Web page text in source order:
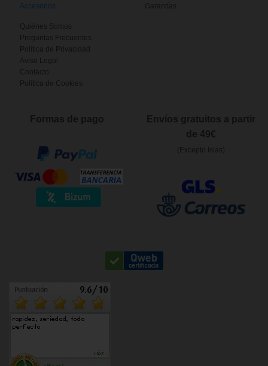
Accesorios
Garantías
Quiénes Somos
Preguntas Frecuentes
Política de Privacidad
Aviso Legal
Contacto
Política de Cookies
Formas de pago
Envíos gratuitos a partir
de 49€
(Excepto Islas)